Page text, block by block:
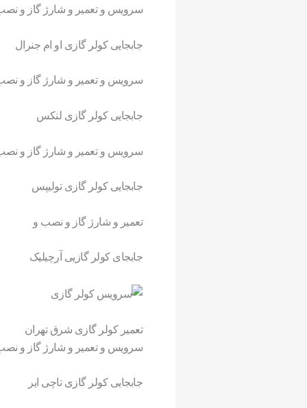
سرویس و تعمیر و شارژ گاز و
جابجاییکولر گازی او ام جنرال
سرویس و تعمیر و شارژ گاز و
جابجاییکولر گازی لنکس
سرویس و تعمیر و شارژ گاز و
جابجاییکولر گازی تولیپس
تعمیر و شارژ گاز و نصب و
جابجایکولر گازیی آرچیلیک
تعمیر کولر گازی شرق تهران
سرویس و تعمیر و شارژ گاز و
جابجاییکولر گازی تاچی ایر